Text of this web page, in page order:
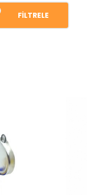
FILTRELE